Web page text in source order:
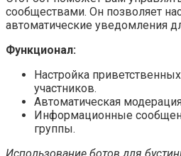
сообществами. Он позволяет
автоматические уведомления
Функционал:
Настройка
участников.
Автоматическая
Информационные
группы.
Использование ботов для